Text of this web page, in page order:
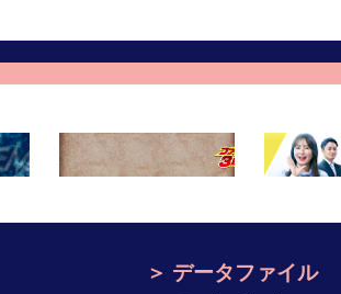
データファイル